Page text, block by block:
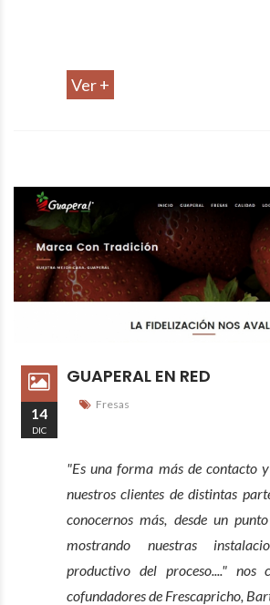
Ver +
GUAPERAL EN RED
Fresas
"Es una forma más de contacto
nuestros clientes de distintas
conocernos más, desde un
mostrando nuestras
productivo del proceso...."nos
cofundadores de Frescapricho,
14
DIC